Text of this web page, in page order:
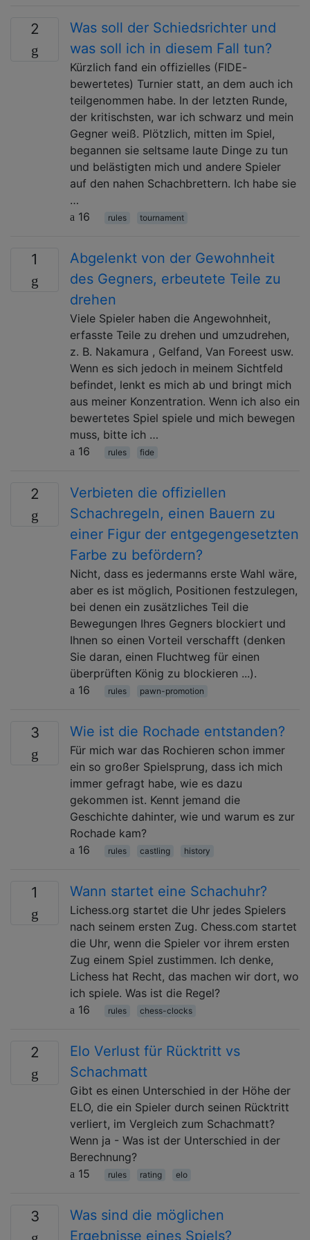
2
Was soll der Schiedsrichter und
was soll ich in diesem Fall tun?
Kürzlich fand ein offizielles (FIDE-
bewertetes) Turnier statt, an dem auch ich
teilgenommen habe. In der letzten Runde,
der kritischsten, war ich schwarz und mein
Gegner weiß. Plötzlich, mitten im Spiel,
begannen sie seltsame laute Dinge zu tun
und belästigten mich und andere Spieler
auf den nahen Schachbrettern. Ich habe sie
…
16
rules tournament
1
Abgelenkt von der Gewohnheit
des Gegners, erbeutete Teile zu
drehen
Viele Spieler haben die Angewohnheit,
erfasste Teile zu drehen und umzudrehen,
z. B. Nakamura , Gelfand, Van Foreest usw.
Wenn es sich jedoch in meinem Sichtfeld
befindet, lenkt es mich ab und bringt mich
aus meiner Konzentration. Wenn ich also ein
bewertetes Spiel spiele und mich bewegen
muss, bitte ich …
16
rules fide
2
Verbieten die offiziellen
Schachregeln, einen Bauern zu
einer Figur der entgegengesetzten
Farbe zu befördern?
Nicht, dass es jedermanns erste Wahl wäre,
aber es ist möglich, Positionen festzulegen,
bei denen ein zusätzliches Teil die
Bewegungen Ihres Gegners blockiert und
Ihnen so einen Vorteil verschafft (denken
Sie daran, einen Fluchtweg für einen
überprüften König zu blockieren ...).
16
rules pawn-promotion
3 Wie ist die Rochade entstanden?
Für mich war das Rochieren schon immer
ein so großer Spielsprung, dass ich mich
immer gefragt habe, wie es dazu
gekommen ist. Kennt jemand die
Geschichte dahinter, wie und warum es zur
Rochade kam?
16
rules castling history
1 Wann startet eine Schachuhr?
Lichess.org startet die Uhr jedes Spielers
nach seinem ersten Zug. Chess.com startet
die Uhr, wenn die Spieler vor ihrem ersten
Zug einem Spiel zustimmen. Ich denke,
Lichess hat Recht, das machen wir dort, wo
ich spiele. Was ist die Regel?
16
rules chess-clocks
2
Elo Verlust für Rücktritt vs
Schachmatt
Gibt es einen Unterschied in der Höhe der
ELO, die ein Spieler durch seinen Rücktritt
verliert, im Vergleich zum Schachmatt?
Wenn ja - Was ist der Unterschied in der
Berechnung?
15
rules rating elo
3
Was sind die möglichen
Ergebnisse eines Spiels?